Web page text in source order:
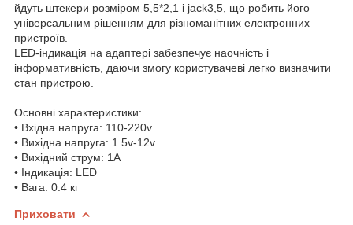
йдуть штекери розміром 5,5*2,1 і jack3,5, що робить його
універсальним рішенням для різноманітних електронних
пристроїв.
LED-індикація на адаптері забезпечує наочність і
інформативність, даючи змогу користувачеві легко визначити
стан пристрою.
Основні характеристики:
• Вхідна напруга: 110-220v
• Вихідна напруга: 1.5v-12v
• Вихідний струм: 1А
• Індикація: LED
• Вага: 0.4 кг
Приховати